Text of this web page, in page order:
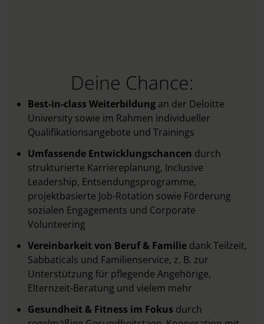
Deine Chance:
Best-in-class Weiterbildung an der Deloitte
University sowie im Rahmen individueller
Qualifikationsangebote und Trainings
Umfassende Entwicklungschancen durch
strukturierte Karriereplanung, Inclusive
Leadership, Entsendungsprogramme,
projektbasierte Job-Rotation sowie Förderung
sozialen Engagements und Corporate
Volunteering
Vereinbarkeit von Beruf & Familie dank Teilzeit,
Sabbaticals und Familienservice, z. B. zur
Unterstützung für pflegende Angehörige,
Elternzeit-Beratung und vielem mehr
Gesundheit & Fitness im Fokus durch